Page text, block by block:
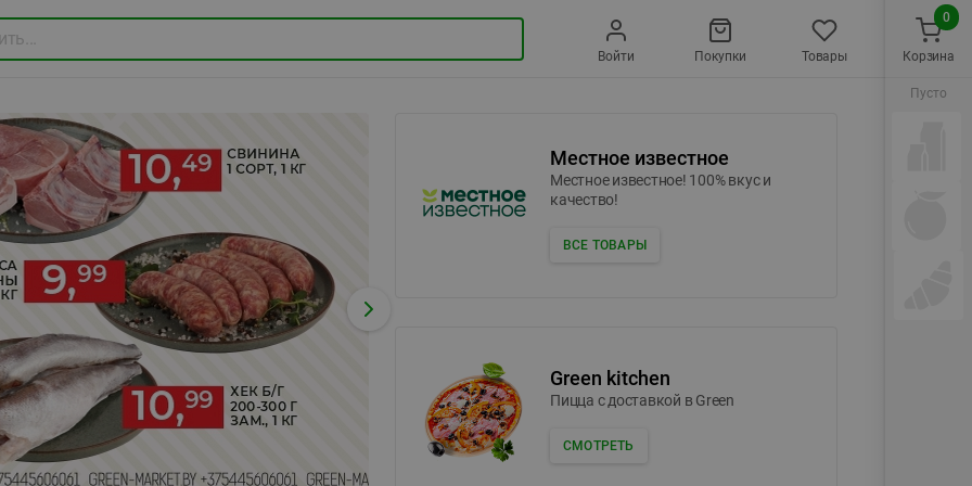
Войти Покупки Товары
Местное известное
Местное известное! 100% вкус и
качество!
ВСЕ ТОВАРЫ
Green kitchen
Пицца c доставкой в Green
СМОТРЕТЬ
Корзина
0
Пусто